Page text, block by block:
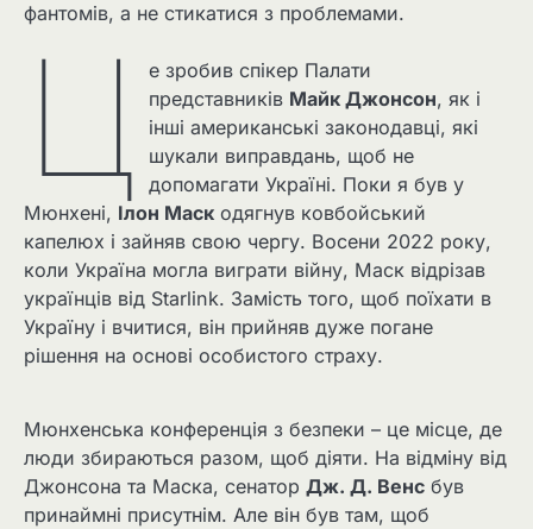
фантомів, а не стикатися з проблемами.
Ц
е зробив спікер Палати
представників Майк Джонсон, як і
інші американські законодавці, які
шукали виправдань, щоб не
допомагати Україні. Поки я був у
Мюнхені, Ілон Маск одягнув ковбойський
капелюх і зайняв свою чергу. Восени 2022 року,
коли Україна могла виграти війну, Маск відрізав
українців від Starlink. Замість того, щоб поїхати в
Україну і вчитися, він прийняв дуже погане
рішення на основі особистого страху.
Мюнхенська конференція з безпеки – це місце, де
люди збираються разом, щоб діяти. На відміну від
Джонсона та Маска, сенатор Дж. Д. Венс був
принаймні присутнім. Але він був там, щоб